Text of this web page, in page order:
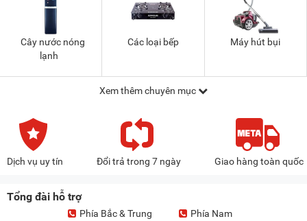
Cây nước nóng
lạnh
Các loại bếp Máy hút bụi
Xem thêm chuyên mục
Dịch vụ uy tín Đổi trả trong 7 ngày Giao hàng toàn quốc
Tổng đài hỗ trợ
Phía Bắc & Trung
Phía Nam